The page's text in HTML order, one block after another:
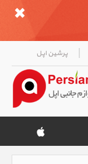
| پرشین اپل